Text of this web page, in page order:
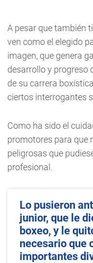
A pesar que también
ven como el elegido
imagen, que genera
desarrollo y progreso
de su carrera
ciertos interrogantes
Como ha sido el
promotores para que
peligrosas que
profesional.
Lo pusieron
junior, que le
boxeo, y le
necesario que
importantes